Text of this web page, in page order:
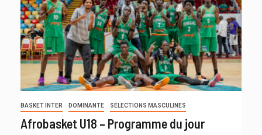
BASKET INTER DOMINANTE SÉLECTIONS MASCULINES
Afrobasket U18 – Programme du jour